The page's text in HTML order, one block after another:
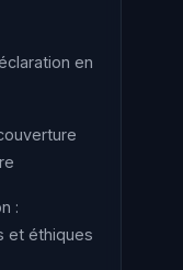
en
:
et éthiques